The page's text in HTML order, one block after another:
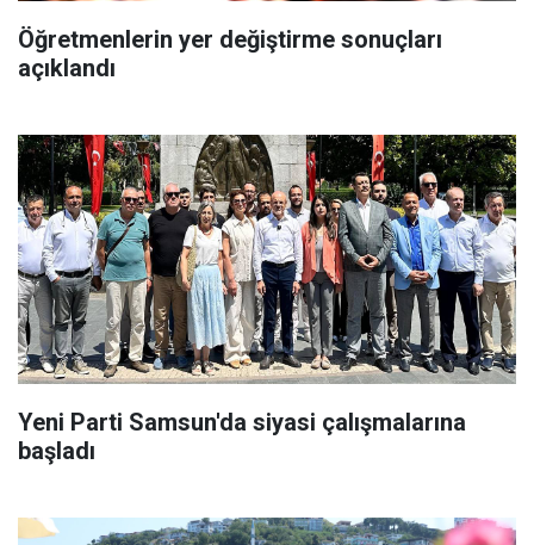
Öğretmenlerin yer değiştirme sonuçları
açıklandı
Yeni Parti Samsun'da siyasi çalışmalarına
başladı